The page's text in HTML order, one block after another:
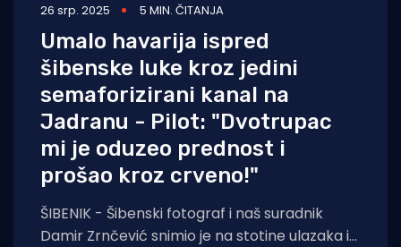
26 srp. 2025 5 MIN. ČITANJA
Umalo havarija ispred
šibenske luke kroz jedini
semaforizirani kanal na
Jadranu - Pilot: "Dvotrupac
mi je oduzeo prednost i
prošao kroz crveno!"
ŠIBENIK - Šibenski fotograf i naš suradnik
Damir Zrnčević snimio je na stotine ulazaka i